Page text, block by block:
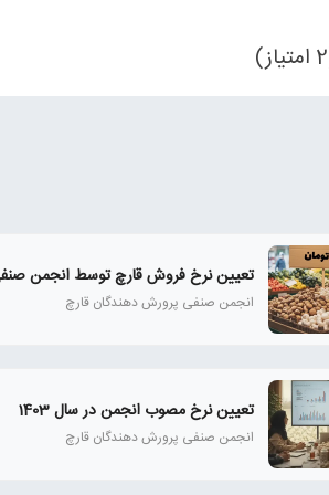
تعیین نرخ فروش قارچ توسط انجمن
انجمن صنفی پرورش دهندگان قارچ
تعیین نرخ مصوب انجمن در سال 1403
انجمن صنفی پرورش دهندگان قارچ